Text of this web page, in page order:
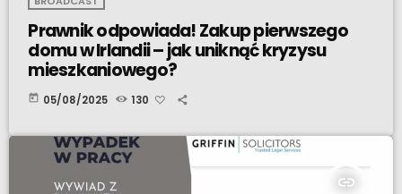
Prawnik odpowiada! Zakup pierwszego
domu w Irlandii – jak uniknąć kryzysu
mieszkaniowego?
today 05/08/2025 130
insert_link